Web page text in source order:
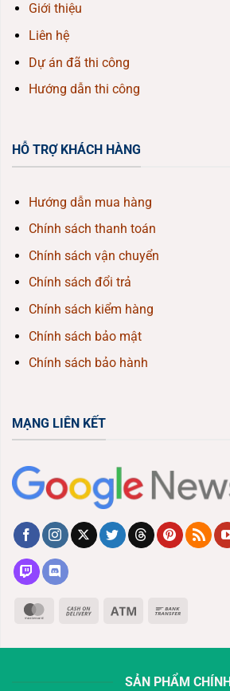
Giới thiệu
Liên hệ
Dự án đã thi công
Hướng dẫn thi công
HỖ TRỢ KHÁCH HÀNG
Hướng dẫn mua hàng
Chính sách thanh toán
Chính sách vận chuyển
Chính sách đổi trả
Chính sách kiểm hàng
Chính sách bảo mật
Chính sách bảo hành
MẠNG LIÊN KẾT
MasterCard
Cash
Delivery
Atm
SẢN PHẨM CHÍNH